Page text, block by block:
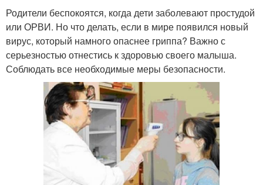
Родители беспокоятся, когда дети заболевают простудой
или ОРВИ. Но что делать, если в мире появился новый
вирус, который намного опаснее гриппа? Важно с
серьезностью отнестись к здоровью своего малыша.
Соблюдать все необходимые меры безопасности.